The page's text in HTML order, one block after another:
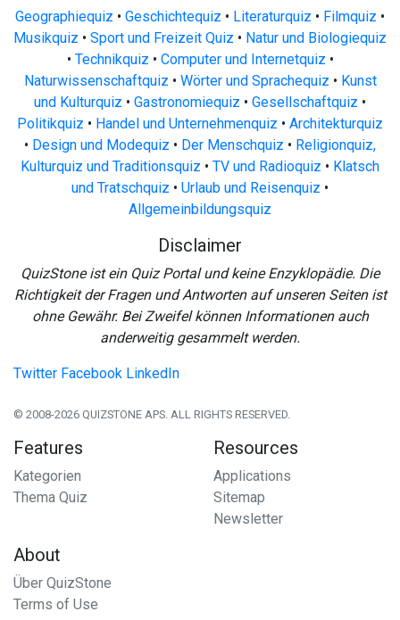
Geographiequiz • Geschichtequiz • Literaturquiz • Filmquiz •
Musikquiz • Sport und Freizeit Quiz • Natur und Biologiequiz
• Technikquiz • Computer und Internetquiz •
Naturwissenschaftquiz • Wörter und Sprachequiz • Kunst
und Kulturquiz • Gastronomiequiz • Gesellschaftquiz •
Politikquiz • Handel und Unternehmenquiz • Architekturquiz
• Design und Modequiz • Der Menschquiz • Religionquiz,
Kulturquiz und Traditionsquiz • TV und Radioquiz • Klatsch
und Tratschquiz • Urlaub und Reisenquiz •
Allgemeinbildungsquiz
Disclaimer
QuizStone ist ein Quiz Portal und keine Enzyklopädie. Die
Richtigkeit der Fragen und Antworten auf unseren Seiten ist
ohne Gewähr. Bei Zweifel können Informationen auch
anderweitig gesammelt werden.
Twitter Facebook LinkedIn
© 2008-2026 QUIZSTONE APS. ALL RIGHTS RESERVED.
Features
Kategorien
Thema Quiz
Resources
Applications
Sitemap
Newsletter
About
Über QuizStone
Terms of Use